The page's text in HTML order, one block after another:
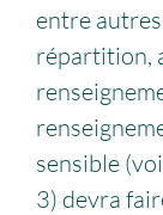
entre
répartition,
sensible
3) devra